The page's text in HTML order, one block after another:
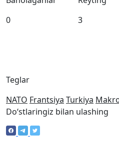
Teglar
NATO Frantsiya Turkiya
0
3
Doʻstlaringiz bilan ulashing